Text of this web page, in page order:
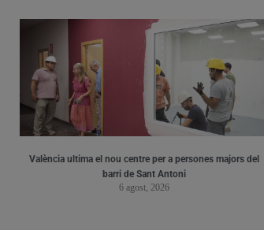
València ultima el nou centre per a persones majors del
barri de Sant Antoni
6 agost, 2026